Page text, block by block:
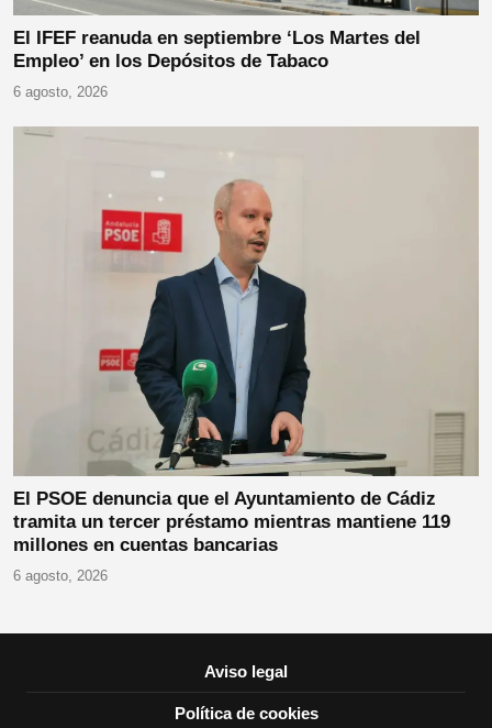
El IFEF reanuda en septiembre ‘Los Martes del
Empleo’ en los Depósitos de Tabaco
6 agosto, 2026
El PSOE denuncia que el Ayuntamiento de Cádiz
tramita un tercer préstamo mientras mantiene 119
millones en cuentas bancarias
6 agosto, 2026
Aviso legal
Política de cookies